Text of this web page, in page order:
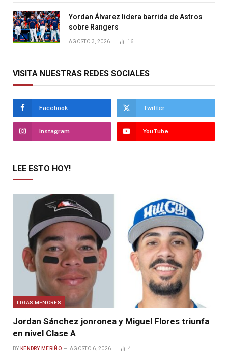
Yordan Álvarez lidera barrida de Astros
sobre Rangers
AGOSTO 3, 2026 16
VISITA NUESTRAS REDES SOCIALES
Facebook Twitter
Instagram YouTube
LEE ESTO HOY!
LIGAS MENORES
Jordan Sánchez jonronea y Miguel Flores triunfa
en nivel Clase A
BY KENDRY MERIÑO AGOSTO 6, 2026 4